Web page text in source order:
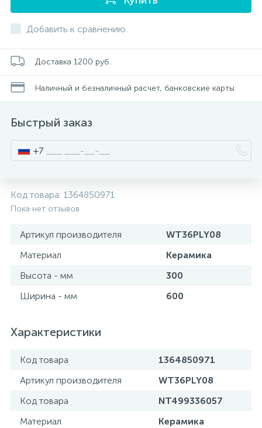
Добавить к сравнению
Доставка 1200 руб.
Наличный и безналичный расчет, банковские карты
Быстрый заказ
+7
Код товара: 1364850971
Пока нет отзывов
Артикул производителя
WT36PLY08
Материал
Керамика
Высота - мм
300
Ширина - мм
600
Характеристики
Код товара
1364850971
Артикул производителя
WT36PLY08
Код товара
NT499336057
Материал
Керамика
Полотенцесушители
Ревизионный люк
Системы контроля протечки воды